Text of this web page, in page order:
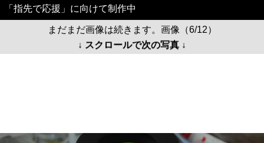
「指先で応援」に向けて制作中
まだまだ画像は続きます。画像（6/12）
↓ スクロールで次の写真 ↓